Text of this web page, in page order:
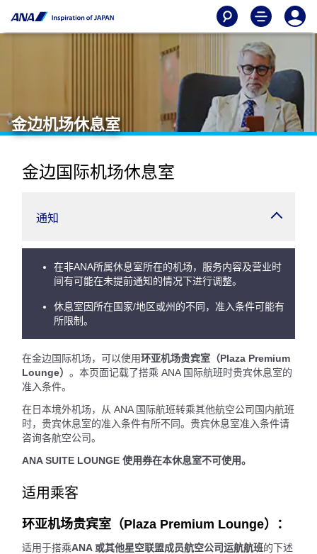
金边机场休息室
金边国际机场休息室
通知
在非ANA所属休息室所在的机场，服务内容及营业时
间有可能在未提前通知的情况下进行调整。
休息室因所在国家/地区或州的不同，准入条件可能有
所限制。
在金边国际机场，可以使用环亚机场贵宾室（Plaza Premium
Lounge） 。本页面记载了搭乘 ANA 国际航班时贵宾休息室的
准入条件。
在日本境外机场，从 ANA 国际航班转乘其他航空公司国内航班
时，贵宾休息室的准入条件有所不同。贵宾休息室准入条件请
咨询各航空公司。
ANA SUITE LOUNGE 使用券在本休息室不可使用。
适用乘客
环亚机场贵宾室（Plaza Premium Lounge）：
适用于搭乘ANA 或其他星空联盟成员航空公司运航航班的下述